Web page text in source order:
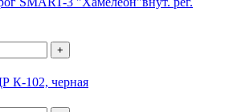
+
К-102, черная